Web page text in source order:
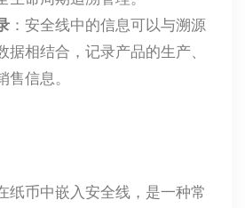
：安全线中的信息可以与溯源
据相结合，记录产品的生产、
售信息。
纸币中嵌入安全线，是一种常